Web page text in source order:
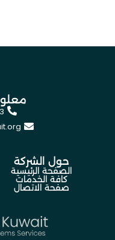
حول الشركة
الصفحة الرئيسية
كافة الخدمات
صفحة الاتصال